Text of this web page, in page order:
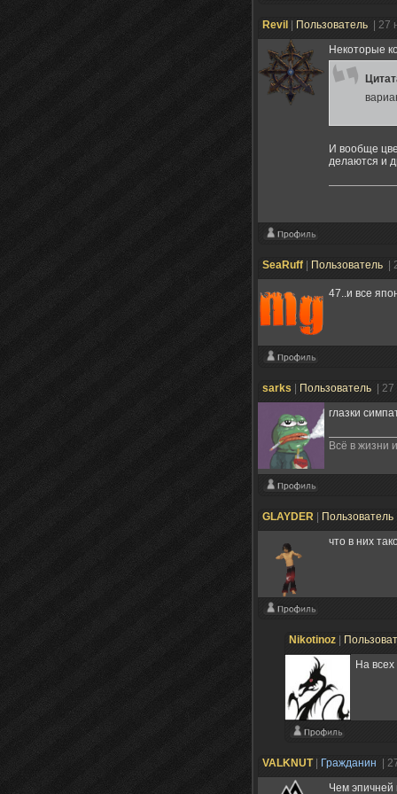
Revil | Пользователь | 27
Некоторые
И вообще
делаются и
SeaRuff | Пользователь |
47..и все
sarks | Пользователь |
глазки
Всё в жизни
GLAYDER | Пользователь
что в них
Nikotinoz |
На всех
VALKNUT| Гражданин |
Чем эпичней